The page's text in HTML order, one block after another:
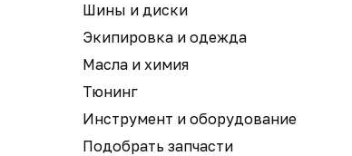
Инструмент и оборудование
Подобрать запчасти
Тюнинг
Шины и диски
Экипировка и одежда
Масла и химия